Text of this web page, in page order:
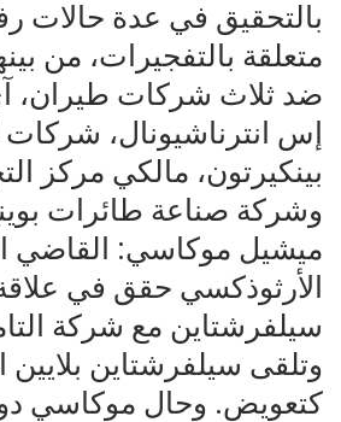
بالتحقيق في عدة حالات
متعلقة بالتفجيرات، من
ضد ثلاث شركات
إس انترناشيونال،
بينكيرتون، مالكي مركز
وشركة صناعة طائرات
ميشيل موكاسي: القاضي
الأرثوذكسي حقق في
وتلقى سيلفرشتاين بلايين
كتعويض. وحال موكاسي